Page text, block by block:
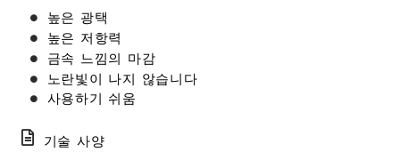
높은 광택
높은 저항력
금속 느낌의 마감
노란빛이 나지 않습니다
사용하기 쉬움
기술 사양